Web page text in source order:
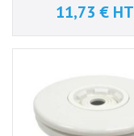
Prix
11,73 € HT